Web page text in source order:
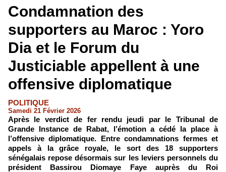
Condamnation des
supporters au Maroc : Yoro
Dia et le Forum du
Justiciable appellent à une
offensive diplomatique
POLITIQUE
Samedi 21 Février 2026
Après le verdict de fer rendu jeudi par le Tribunal de
Grande Instance de Rabat, l’émotion a cédé la place à
l’offensive diplomatique. Entre condamnations fermes et
appels à la grâce royale, le sort des 18 supporters
sénégalais repose désormais sur les leviers personnels du
président Bassirou Diomaye Faye auprès du Roi